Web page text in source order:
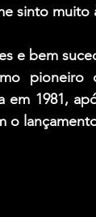
sinto
e bem
em 1981,
o